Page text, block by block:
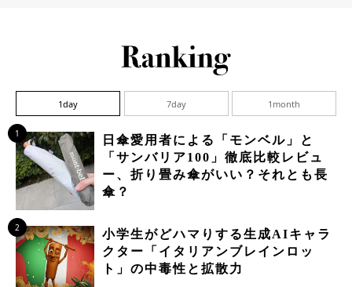
1day 7day 1month
1
日傘愛用者による「モンベル」と
「サンバリア100」徹底比較レビュ
ー、折り畳み傘がいい？それとも長
傘？
2
小学生がどハマりする生成AIキャラ
クター「イタリアンブレインロッ
ト」の中毒性と拡散力